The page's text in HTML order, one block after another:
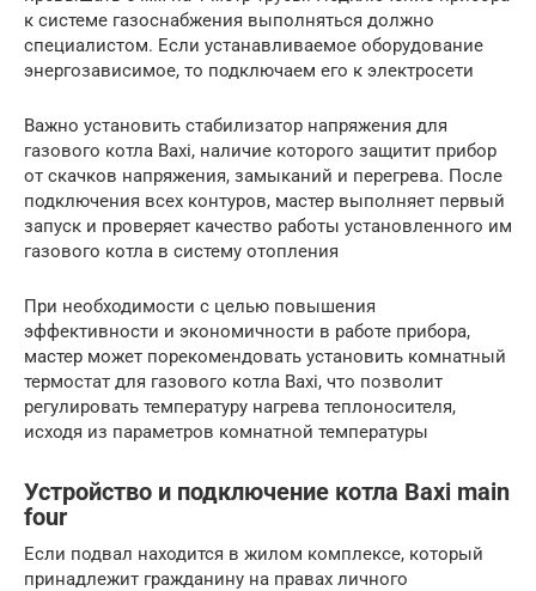
к системе газоснабжения выполняться должно
специалистом. Если устанавливаемое оборудование
энергозависимое, то подключаем его к электросети
Важно установить стабилизатор напряжения для
газового котла Baxi, наличие которого защитит прибор
от скачков напряжения, замыканий и перегрева. После
подключения всех контуров, мастер выполняет первый
запуск и проверяет качество работы установленного им
газового котла в систему отопления
При необходимости с целью повышения
эффективности и экономичности в работе прибора,
мастер может порекомендовать установить комнатный
термостат для газового котла Baxi, что позволит
регулировать температуру нагрева теплоносителя,
исходя из параметров комнатной температуры
Устройство и подключение котла Baxi main
four
Если подвал находится в жилом комплексе, который
принадлежит гражданину на правах личного